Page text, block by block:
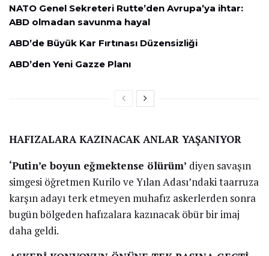
NATO Genel Sekreteri Rutte’den Avrupa’ya ihtar:
ABD olmadan savunma hayal
ABD’de Büyük Kar Fırtınası Düzensizliği
ABD’den Yeni Gazze Planı
HAFIZALARA KAZINACAK ANLAR YAŞANIYOR
‘Putin’e boyun eğmektense ölürüm’ diyen savaşın
simgesi öğretmen Kurilo ve Yılan Adası’ndaki taarruza
karşın adayı terk etmeyen muhafız askerlerden sonra
bugün bölgeden hafızalara kazınacak öbür bir imaj
daha geldi.